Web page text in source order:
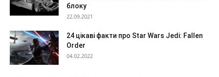
блоку
22.09.2021
24 цікаві факти про Star Wars Jedi: Fallen
Order
04.02.2022